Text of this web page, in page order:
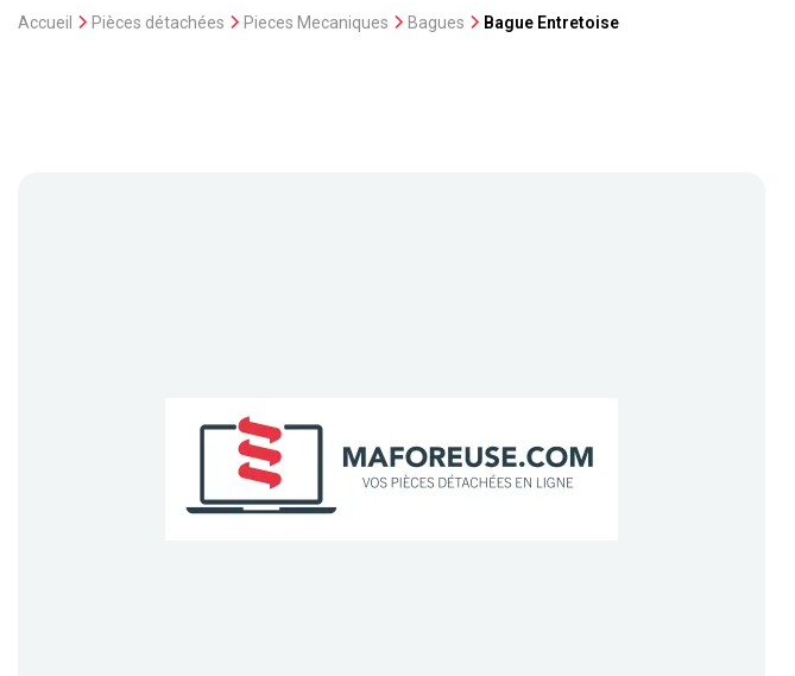
Accueil Pièces détachées Pieces Mecaniques Bagues Bague Entretoise